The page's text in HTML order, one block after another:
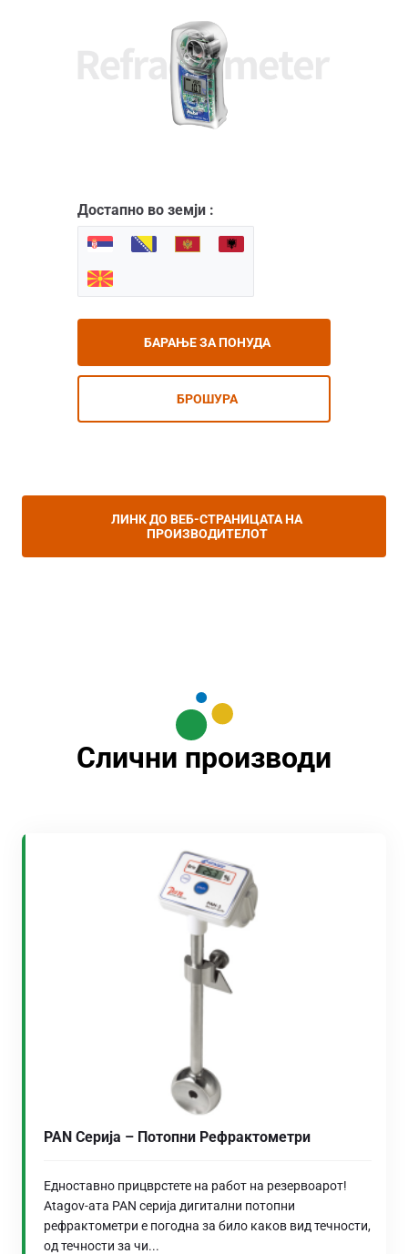
Достапно во земји :
БАРАЊЕ ЗА ПОНУДА
БРОШУРА
ЛИНК ДО ВЕБ-СТРАНИЦАТА НА
ПРОИЗВОДИТЕЛОТ
Слични производи
PAN Серија – Потопни Рефрактометри
Едноставно прицврстете на работ на резервоарот!
Atagov-ата PAN серија дигитални потопни
рефрактометри е погодна за било каков вид течности,
од течности за чи...